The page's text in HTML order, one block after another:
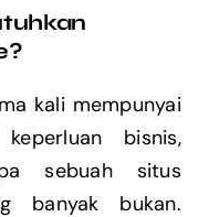
kali mempunyai
bisnis,
sebuah situs
banyak bukan.